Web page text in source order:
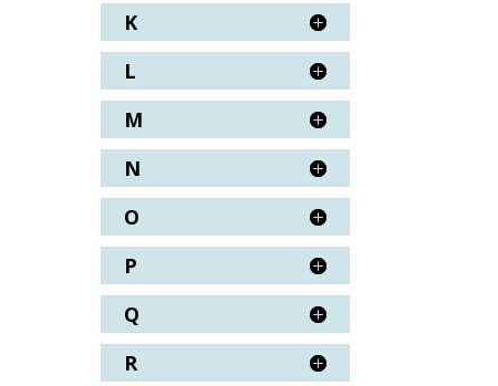
K
L
M
N
O
P
Q
R